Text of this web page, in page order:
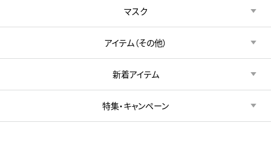
マスク
アイテム（その他）
新着アイテム
特集・キャンペーン